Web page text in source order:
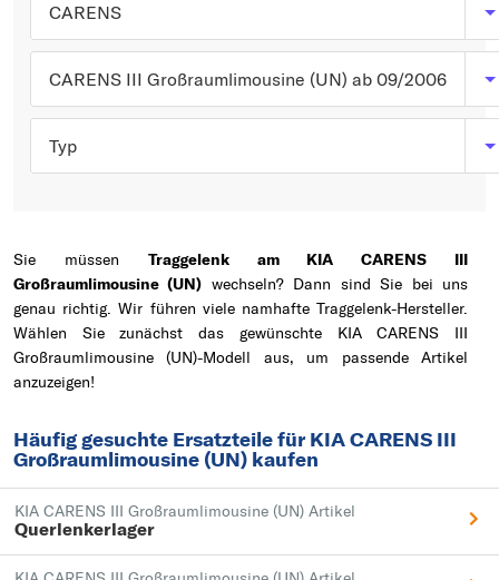
CARENS
CARENS III Großraumlimousine (UN) ab 09/2006
Typ
Sie müssen Traggelenk am KIA CARENS III
Großraumlimousine (UN) wechseln? Dann sind Sie bei uns
genau richtig. Wir führen viele namhafte Traggelenk-Hersteller.
Wählen Sie zunächst das gewünschte KIA CARENS III
Großraumlimousine (UN)-Modell aus, um passende Artikel
anzuzeigen!
Häufig gesuchte Ersatzteile für KIA CARENS III
Großraumlimousine (UN) kaufen
KIA CARENS III Großraumlimousine (UN) Artikel
Querlenkerlager